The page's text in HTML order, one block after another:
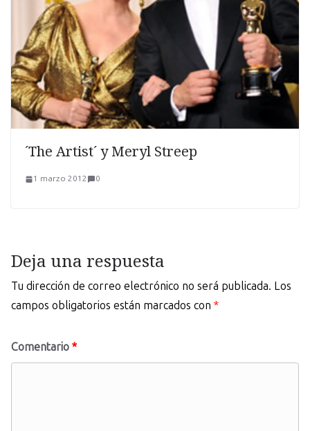
´The Artist´ y Meryl Streep
1 marzo 2012 0
Deja una respuesta
Tu dirección de correo electrónico no será publicada. Los
campos obligatorios están marcados con *
Comentario *